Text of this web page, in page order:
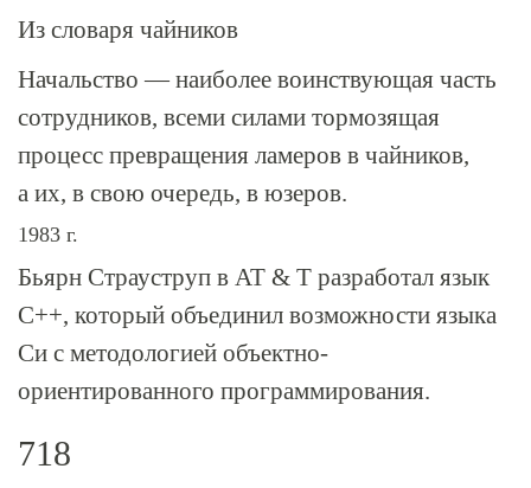
Из словаря чайников
Начальство — наиболее воинствующая часть
сотрудников, всеми силами тормозящая
процесс превращения ламеров в чайников,
а их, в свою очередь, в юзеров.
1983 г.
Бьярн Страуструп в AT & T разработал язык
C++, который объединил возможности языка
Си с методологией объектно-
ориентированного программирования.
718